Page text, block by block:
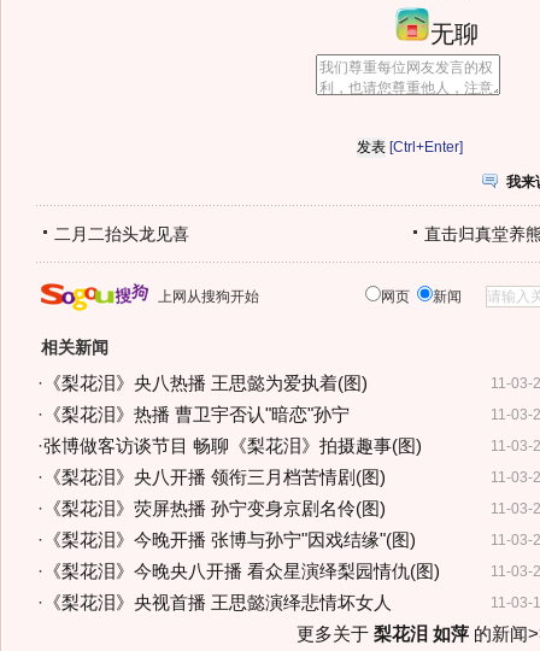
无聊
[Ctrl+Enter]
我来
二月二抬头龙见喜 直击归真堂养
上网从搜狗开始 网页 新闻
相关新闻
11-03-
· 《梨花泪》央八热播 王思懿为爱执着(图)
11-03-
· 《梨花泪》热播 曹卫宇否认"暗恋"孙宁
11-03-
·张博做客访谈节目 畅聊《梨花泪》拍摄趣事(图)
11-03-
· 《梨花泪》央八开播 领衔三月档苦情剧(图)
11-03-
· 《梨花泪》荧屏热播 孙宁变身京剧名伶(图)
11-03-
· 《梨花泪》今晚开播 张博与孙宁"因戏结缘"(图)
11-03-
· 《梨花泪》今晚央八开播 看众星演绎梨园情仇(图)
11-03-
· 《梨花泪》央视首播 王思懿演绎悲情坏女人
更多关于 梨花泪 如萍的新闻